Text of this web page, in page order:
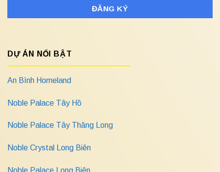
DỰ ÁN NỔI BẬT
An Bình Homeland
Noble Palace Tây Hồ
Noble Palace Tây Thăng Long
Noble Crystal Long Biên
Noble Palace Long Biên